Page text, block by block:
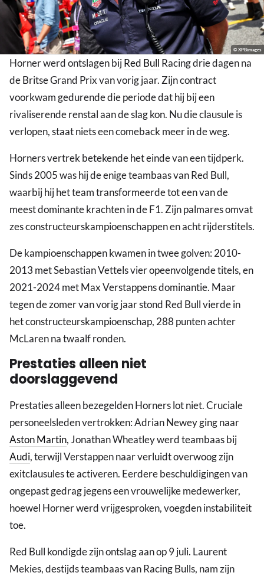
© XPBimages
Horner werd ontslagen bijRed Bull Racing drie dagen na
de Britse Grand Prix van vorig jaar. Zijn contract
voorkwam gedurende die periode dat hij bij een
rivaliserende renstal aan de slag kon. Nu die clausule is
verlopen, staat niets een comeback meer in de weg.
Horners vertrek betekende het einde van een tijdperk.
Sinds 2005 was hij de enige teambaas van Red Bull,
waarbij hij het team transformeerde tot een van de
meest dominante krachten in de F1. Zijn palmares omvat
zes constructeurskampioenschappen en acht rijderstitels.
De kampioenschappen kwamen in twee golven: 2010-
2013 met Sebastian Vettels vier opeenvolgende titels, en
2021-2024 met Max Verstappens dominantie. Maar
tegen de zomer van vorig jaar stond Red Bull vierde in
het constructeurskampioenschap, 288 punten achter
McLaren na twaalf ronden.
Prestaties alleen niet
doorslaggevend
Prestaties alleen bezegelden Horners lot niet. Cruciale
personeelsleden vertrokken: Adrian Newey ging naar
Aston Martin, Jonathan Wheatley werd teambaas bij
Audi, terwijl Verstappen naar verluidt overwoog zijn
exitclausules te activeren. Eerdere beschuldigingen van
ongepast gedrag jegens een vrouwelijke medewerker,
hoewel Horner werd vrijgesproken, voegden instabiliteit
toe.
Red Bull kondigde zijn ontslag aan op 9 juli. Laurent
Mekies, destijds teambaas van Racing Bulls, nam zijn